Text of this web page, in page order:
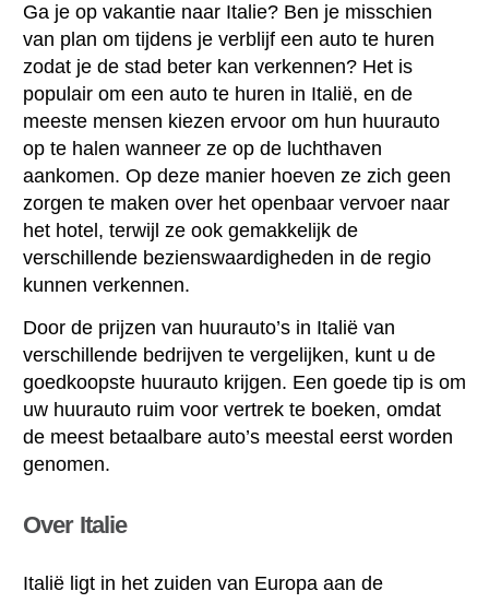
Ga je op vakantie naar Italie? Ben je misschien
van plan om tijdens je verblijf een auto te huren
zodat je de stad beter kan verkennen? Het is
populair om een auto te huren in Italië, en de
meeste mensen kiezen ervoor om hun huurauto
op te halen wanneer ze op de luchthaven
aankomen. Op deze manier hoeven ze zich geen
zorgen te maken over het openbaar vervoer naar
het hotel, terwijl ze ook gemakkelijk de
verschillende bezienswaardigheden in de regio
kunnen verkennen.
Door de prijzen van huurauto’s in Italië van
verschillende bedrijven te vergelijken, kunt u de
goedkoopste huurauto krijgen. Een goede tip is om
uw huurauto ruim voor vertrek te boeken, omdat
de meest betaalbare auto’s meestal eerst worden
genomen.
Over Italie
Italië ligt in het zuiden van Europa aan de